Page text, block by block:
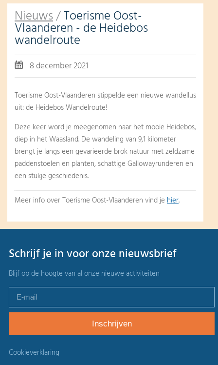
Nieuws/Toerisme Oost-
Vlaanderen - de Heidebos
wandelroute
8 december 2021
Toerisme Oost-Vlaanderen stippelde een nieuwe wandellus
uit: de Heidebos Wandelroute!
Deze keer word je meegenomen naar het mooie Heidebos,
diep in het Waasland. De wandeling van 9,1 kilometer
brengt je langs een gevarieerde brok natuur met zeldzame
paddenstoelen en planten, schattige Gallowayrunderen en
een stukje geschiedenis.
Meer info over Toerisme Oost-Vlaanderen vind je hier.
Schrijf je in voor onze nieuwsbrief
Blijf op de hoogte van al onze nieuwe activiteiten
Cookieverklaring